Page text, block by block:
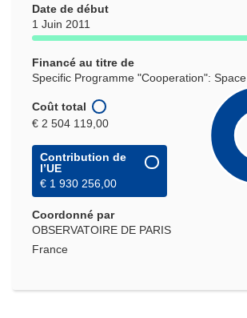
une
nouvelle
Date de début
1 Juin 2011
Financé au titre de
Specific Programme "Cooperation": Space
Coût total
€ 2 504 119,00
Contribution de
l’UE
€ 1 930 256,00
Coordonné par
OBSERVATOIRE DE PARIS
France